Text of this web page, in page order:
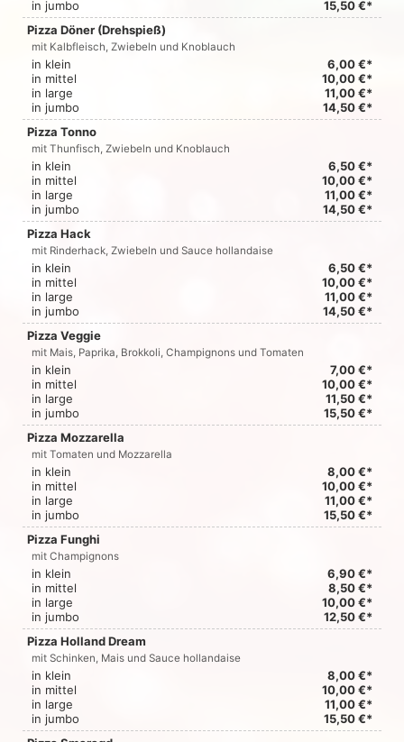
in jumbo
15,50 €*
Pizza Döner (Drehspieß)
mit Kalbfleisch, Zwiebeln und Knoblauch
in klein
6,00 €*
in mittel
10,00 €*
in large
11,00 €*
in jumbo
14,50 €*
Pizza Tonno
mit Thunfisch, Zwiebeln und Knoblauch
in klein
6,50 €*
in mittel
10,00 €*
in large
11,00 €*
in jumbo
14,50 €*
Pizza Hack
mit Rinderhack, Zwiebeln und Sauce hollandaise
in klein
6,50 €*
in mittel
10,00 €*
in large
11,00 €*
in jumbo
14,50 €*
Pizza Veggie
mit Mais, Paprika, Brokkoli, Champignons und Tomaten
in klein
7,00 €*
in mittel
10,00 €*
in large
11,50 €*
in jumbo
15,50 €*
Pizza Mozzarella
mit Tomaten und Mozzarella
in klein
8,00 €*
in mittel
10,00 €*
in large
11,00 €*
in jumbo
15,50 €*
Pizza Funghi
mit Champignons
in klein
6,90 €*
in mittel
8,50 €*
in large
10,00 €*
in jumbo
12,50 €*
Pizza Holland Dream
mit Schinken, Mais und Sauce hollandaise
in klein
8,00 €*
in mittel
10,00 €*
in large
11,00 €*
in jumbo
15,50 €*